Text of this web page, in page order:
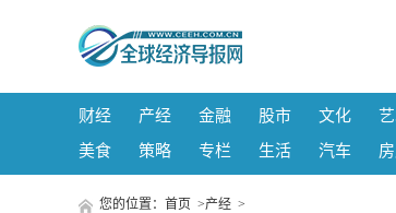
财经 产经 金融 股市 文化
美食
策略 专栏 生活 汽车
您的位置： 首页 >产经 >